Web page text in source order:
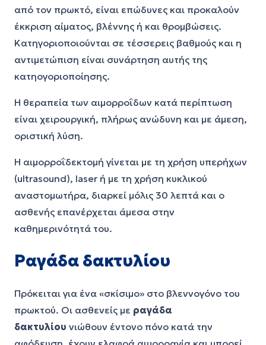
από τον πρωκτό, είναι επώδυνες και προκαλούν
έκκριση αίματος, βλέννης ή και θρομβώσεις.
Κατηγοριοποιούνται σε τέσσερεις βαθμούς και η
αντιμετώπιση είναι συνάρτηση αυτής της
κατηογοριοποίησης.
Η θεραπεία των αιμορροΐδων κατά περίπτωση
είναι χειρουργική, πλήρως ανώδυνη και με άμεση,
οριστική λύση.
Η αιμορροΐδεκτομή γίνεται με τη χρήση υπερήχων
(ultrasound), laser ή με τη χρήση κυκλικού
αναστομωτήρα, διαρκεί μόλις 30 λεπτά και ο
ασθενής επανέρχεται άμεσα στην
καθημερινότητά του.
Ραγάδα δακτυλίου
Πρόκειται για ένα «σκίσιμο» στο βλεννογόνο του
πρωκτού. Οι ασθενείς με ραγάδα
δακτυλίου νιώθουν έντονο πόνο κατά την